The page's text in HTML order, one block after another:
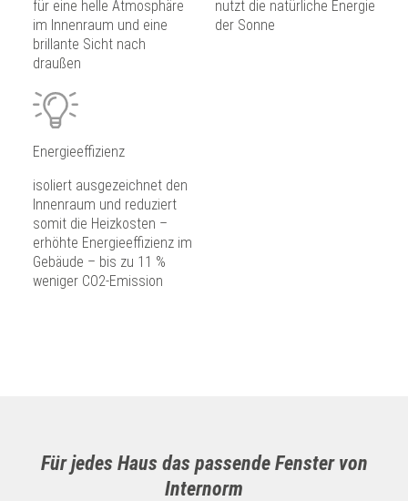
für eine helle Atmosphäre
im Innenraum und eine
brillante Sicht nach
draußen
nutzt die natürliche Energie
der Sonne
Energieeffizienz
isoliert ausgezeichnet den
Innenraum und reduziert
somit die Heizkosten –
erhöhte Energieeffizienz im
Gebäude – bis zu 11 %
weniger CO2-Emission
Für jedes Haus das passende Fenster von
Internorm